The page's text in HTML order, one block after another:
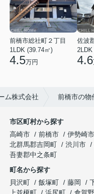
前橋市総社町２丁目
1LDK (39.74㎡)
4.5万円
佐波
2LDK
4.6
ム株式会社 前橋市の物
市区町村から探す
高崎市
前橋市 伊勢崎市
北群馬郡吉岡町
渋川市
吾妻郡中之条町
町名から探す
貝沢町
飯塚町 藤岡